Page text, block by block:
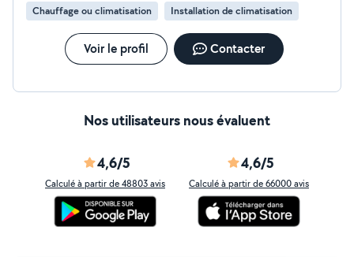
Chauffage ou climatisation Installation de climatisation
Voir le profil Contacter
Nos utilisateurs nous évaluent
4,6/5
Calculé à partir de 48803 avis
4,6/5
Calculé à partir de 66000 avis